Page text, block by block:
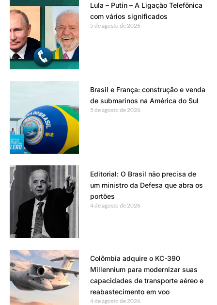
Lula – Putin – A Ligação Telefônica
com vários significados
5 de agosto de 2026
Brasil e França: construção e venda
de submarinos na América do Sul
5 de agosto de 2026
Editorial: O Brasil não precisa de
um ministro da Defesa que abra os
portões
4 de agosto de 2026
Colômbia adquire o KC-390
Millennium para modernizar suas
capacidades de transporte aéreo e
reabastecimento em voo
4 de agosto de 2026